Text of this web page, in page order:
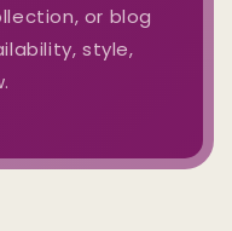
or blog
style,